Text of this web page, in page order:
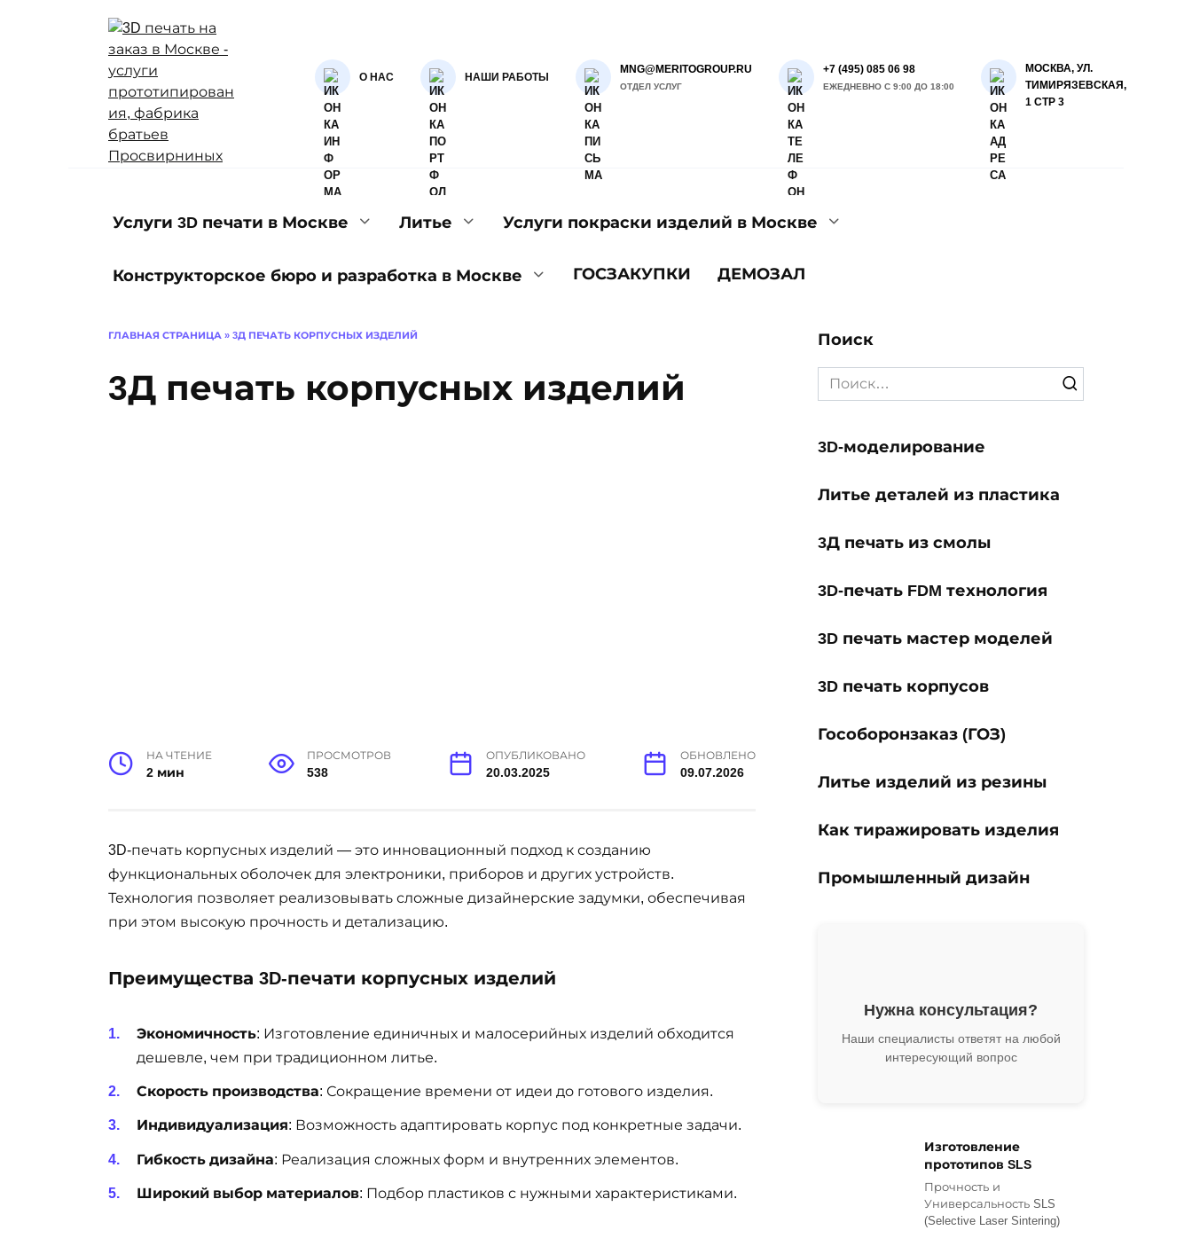
О НАС НАШИ РАБОТЫ
MNG@MERITOGROUP.RU
ОТДЕЛ УСЛУГ
+7 (495) 085 06 98
ЕЖЕДНЕВНО С 9:00 ДО 18:00
МОСКВА, УЛ.
ТИМИРЯЗЕВСКАЯ,
1 СТР 3
Услуги 3D печати в Москве Литье Услуги покраски изделий в Москве
Конструкторское бюро и разработка в Москве ГОСЗАКУПКИ ДЕМОЗАЛ
ГЛАВНАЯ СТРАНИЦА » 3Д ПЕЧАТЬ КОРПУСНЫХ ИЗДЕЛИЙ
3Д печать корпусных изделий
НА ЧТЕНИЕ
2 мин
ПРОСМОТРОВ
538
ОПУБЛИКОВАНО
20.03.2025
ОБНОВЛЕНО
09.07.2026
3D-печать корпусных изделий — это инновационный подход к созданию
функциональных оболочек для электроники, приборов и других устройств.
Технология позволяет реализовывать сложные дизайнерские задумки, обеспечивая
при этом высокую прочность и детализацию.
Преимущества 3D-печати корпусных изделий
Экономичность: Изготовление единичных и малосерийных изделий обходится
дешевле, чем при традиционном литье.
Скорость производства: Сокращение времени от идеи до готового изделия.
Индивидуализация: Возможность адаптировать корпус под конкретные задачи.
Гибкость дизайна: Реализация сложных форм и внутренних элементов.
Широкий выбор материалов: Подбор пластиков с нужными характеристиками.
Поиск
Search
for:
3D-моделирование
Литье деталей из пластика
3Д печать из смолы
3D-печать FDM технология
3D печать мастер моделей
3D печать корпусов
Гособоронзаказ (ГОЗ)
Литье изделий из резины
Как тиражировать изделия
Промышленный дизайн
Нужна консультация?
Наши специалисты ответят на любой
интересующий вопрос
Изготовление
прототипов SLS
Прочность и
Универсальность SLS
(Selective Laser Sintering)